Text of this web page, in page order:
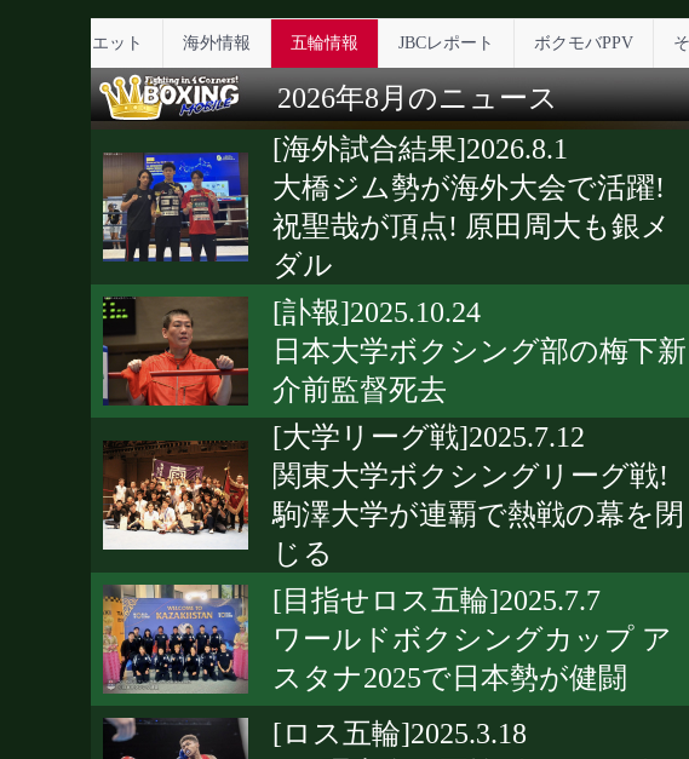
ダイエット 海外情報 五輪情報 JBCレポート ボクモバPPV
2026年8月のニュース
[海外試合結果]2026.8.1
大橋ジム勢が海外大会で活躍!
祝聖哉が頂点! 原田周大も銀メ
ダル
[訃報]2025.10.24
日本大学ボクシング部の梅下新
介前監督死去
[大学リーグ戦]2025.7.12
関東大学ボクシングリーグ戦!
駒澤大学が連覇で熱戦の幕を閉
じる
[目指せロス五輪]2025.7.7
ワールドボクシングカップ ア
スタナ2025で日本勢が健闘
[ロス五輪]2025.3.18